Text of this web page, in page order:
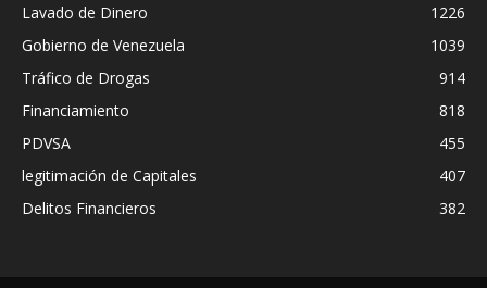
Lavado de Dinero
1226
Gobierno de Venezuela
1039
Tráfico de Drogas
914
Financiamiento
818
PDVSA
455
legitimación de Capitales
407
Delitos Financieros
382